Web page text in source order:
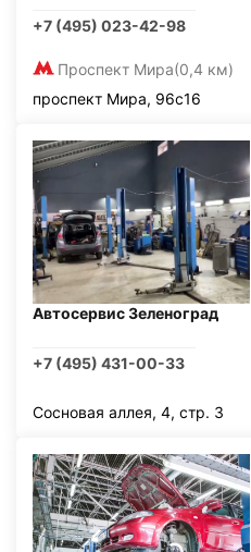
+7 (495) 023-42-98
Проспект Мира(0,4 км)
проспект Мира, 96с16
Автосервис Зеленоград
+7 (495) 431-00-33
Сосновая аллея, 4, стр. 3